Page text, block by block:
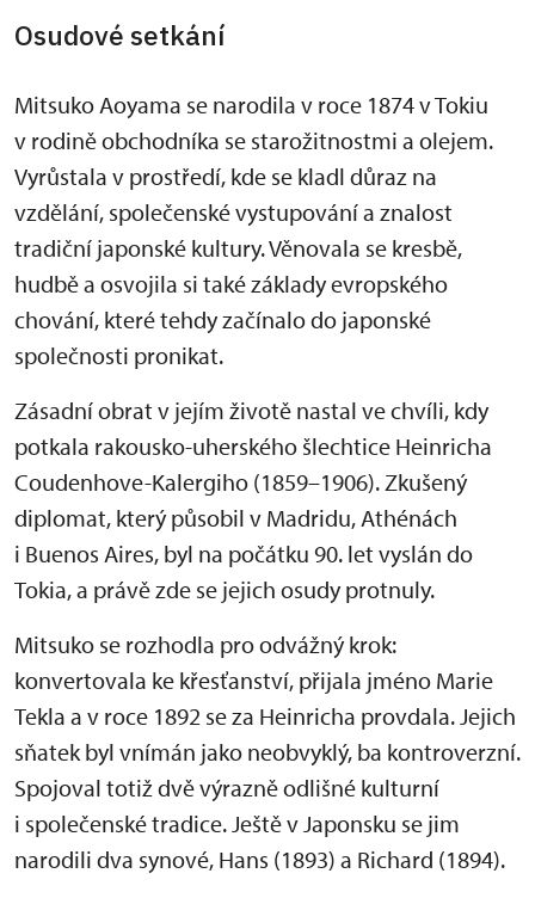
Osudové setkání
Mitsuko Aoyama se narodila v roce 1874 v Tokiu
v rodině obchodníka se starožitnostmi a olejem.
Vyrůstala v prostředí, kde se kladl důraz na
vzdělání, společenské vystupování a znalost
tradiční japonské kultury. Věnovala se kresbě,
hudbě a osvojila si také základy evropského
chování, které tehdy začínalo do japonské
společnosti pronikat.
Zásadní obrat v jejím životě nastal ve chvíli, kdy
potkala rakousko-uherského šlechtice Heinricha
Coudenhove-Kalergiho (1859–1906). Zkušený
diplomat, který působil v Madridu, Athénách
i Buenos Aires, byl na počátku 90. let vyslán do
Tokia, a právě zde se jejich osudy protnuly.
Mitsuko se rozhodla pro odvážný krok:
konvertovala ke křesťanství, přijala jméno Marie
Tekla a v roce 1892 se za Heinricha provdala. Jejich
sňatek byl vnímán jako neobvyklý, ba kontroverzní.
Spojoval totiž dvě výrazně odlišné kulturní
i společenské tradice. Ještě v Japonsku se jim
narodili dva synové, Hans (1893) a Richard (1894).